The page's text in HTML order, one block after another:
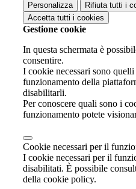
Personalizza Rifiuta tutti i
Accetta tutti i cookies
Gestione cookie
In questa schermata è
consentire.
I cookie necessari sono
funzionamento della
disabilitarli.
Per conoscere quali sono i
funzionamento potete
Cookie necessari per il
I cookie necessari per il
disabilitati. È possibile
della cookie policy.